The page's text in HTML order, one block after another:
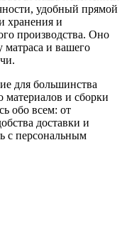
удобный прямой
хранения и
производства. Оно
матраса и вашего
для большинства
материалов и сборки
обо всем: от
доставки и
с персональным